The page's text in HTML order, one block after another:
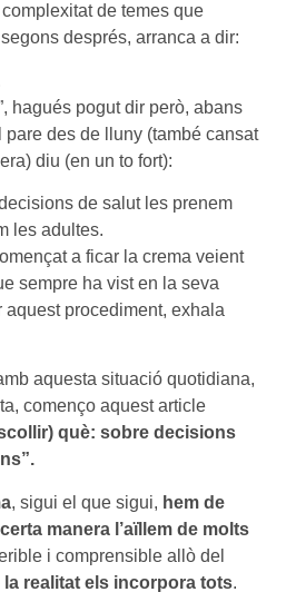
de temes que
després, arranca a dir:
hagués pogut dir però, abans
des de lluny (també cansat
diu (en un to fort):
de salut les prenem
les adultes.
a ficar la crema veient
sempre ha vist en la seva
procediment, exhala
aquesta situació quotidiana,
començo aquest article
què: sobre decisions
, sigui el que sigui, hem de
manera l’aïllem de molts
i comprensible allò del
la realitat els incorpora tots.